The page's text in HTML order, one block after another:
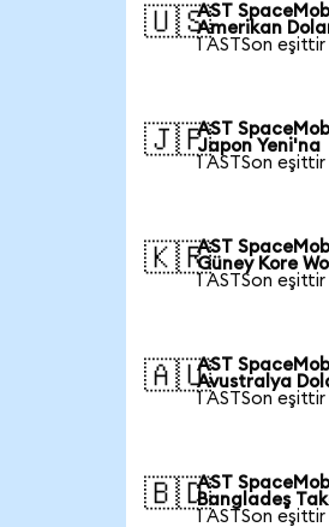
🇺🇸AST
Amerikan
1 ASTSon eşittir
🇯🇵AST
Japon Yeni'na
1 ASTSon eşittir
🇰🇷AST
Güney Kore
1 ASTSon
🇦🇺AST
Avustralya
1 ASTSon eşittir
🇧🇩AST
Bangladeş
1 ASTSon